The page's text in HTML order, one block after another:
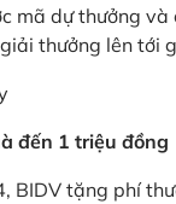
mã dự thưởng
thưởng lên tới
đến 1 triệu đồng
BIDV tặng phí